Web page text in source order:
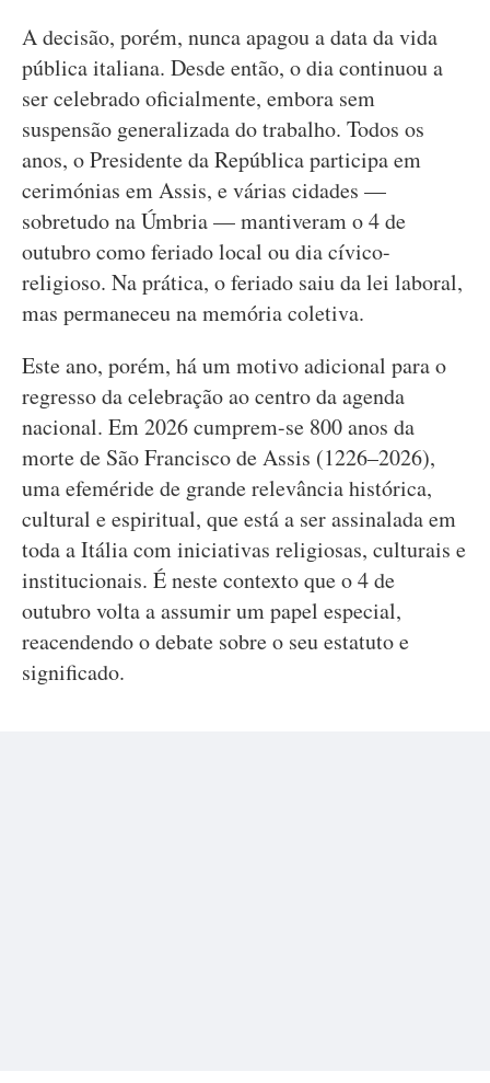
A decisão, porém, nunca apagou a data da vida
pública italiana. Desde então, o dia continuou a
ser celebrado oficialmente, embora sem
suspensão generalizada do trabalho. Todos os
anos, o Presidente da República participa em
cerimónias em Assis, e várias cidades —
sobretudo na Úmbria — mantiveram o 4 de
outubro como feriado local ou dia cívico-
religioso. Na prática, o feriado saiu da lei laboral,
mas permaneceu na memória coletiva.
Este ano, porém, há um motivo adicional para o
regresso da celebração ao centro da agenda
nacional. Em 2026 cumprem-se 800 anos da
morte de São Francisco de Assis (1226–2026),
uma efeméride de grande relevância histórica,
cultural e espiritual, que está a ser assinalada em
toda a Itália com iniciativas religiosas, culturais e
institucionais. É neste contexto que o 4 de
outubro volta a assumir um papel especial,
reacendendo o debate sobre o seu estatuto e
significado.